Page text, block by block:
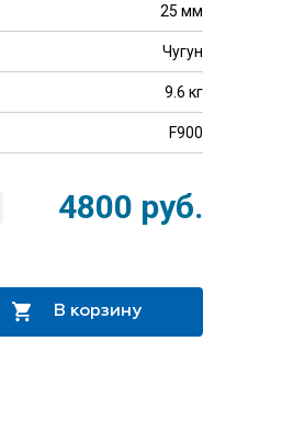
25 мм
Чугун
9.6 кг
F900
4800 руб.
В корзину